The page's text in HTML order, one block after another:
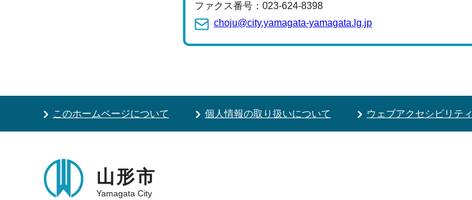
ファクス番号：023-624-8398
choju@city.yamagata-yamagata.lg.jp
このホームページについて 個人情報の取り扱いについて ウェブアクセシビリティ
山形市
Yamagata City